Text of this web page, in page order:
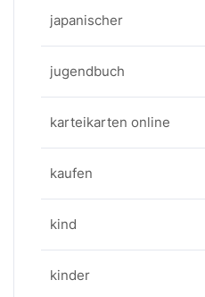
japanischer
jugendbuch
karteikarten online
kaufen
kind
kinder